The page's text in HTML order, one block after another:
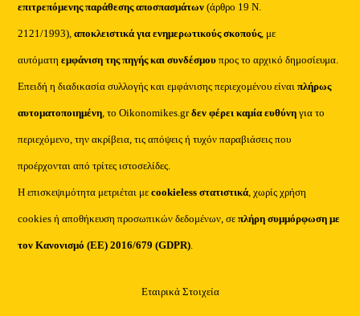
επιτρεπόμενης παράθεσης αποσπασμάτων (άρθρο 19 Ν.
2121/1993), αποκλειστικά για ενημερωτικούς σκοπούς, με
αυτόματηεμφάνιση της πηγής και συνδέσμου προς το αρχικό δημοσίευμα.
Επειδή η διαδικασία συλλογής και εμφάνισης περιεχομένου είναιπλήρως
αυτοματοποιημένη, το Oikonomikes.grδεν φέρει καμία ευθύνη για το
περιεχόμενο, την ακρίβεια, τις απόψεις ή τυχόν παραβιάσεις που
προέρχονται από τρίτες ιστοσελίδες.
Η επισκεψιμότητα μετριέται μεcookieless στατιστικά, χωρίς χρήση
cookies ή αποθήκευση προσωπικών δεδομένων, σεπλήρη συμμόρφωση με
τον Κανονισμό (ΕΕ) 2016/679 (GDPR).
Εταιρικά Στοιχεία